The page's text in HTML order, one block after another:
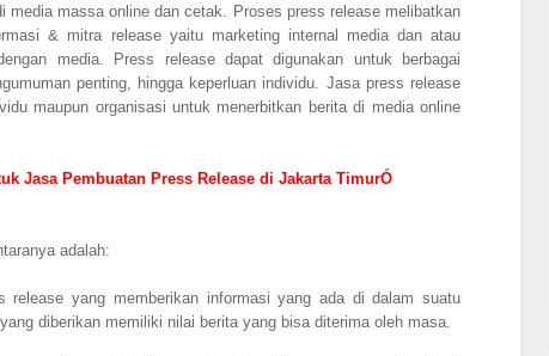
media massa online dan cetak. Proses press release melibatkan
& mitra release yaitu marketing internal media dan atau
media. Press release dapat digunakan untuk berbagai
penting, hingga keperluan individu. Jasa press release
maupun organisasi untuk menerbitkan berita di media online
Jasa Pembuatan Press Release di Jakarta TimurÓ
adalah:
release yang memberikan informasi yang ada di dalam suatu
diberikan memiliki nilai berita yang bisa diterima oleh masa.